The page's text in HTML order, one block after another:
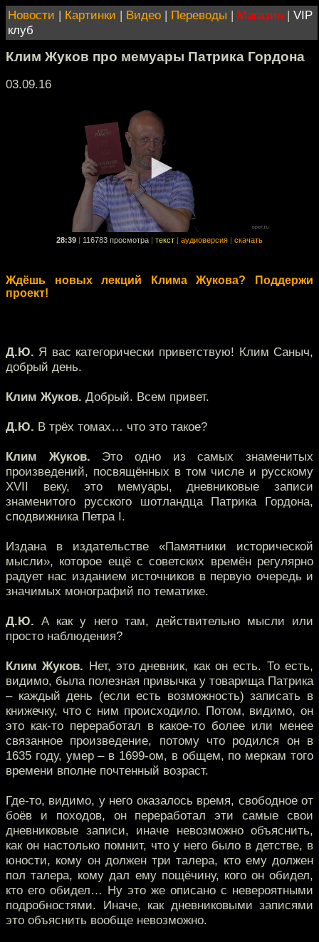
Новости | Картинки | Видео | Переводы | Магазин | VIP
клуб
Клим Жуков про мемуары Патрика Гордона
03.09.16
28:39 116783 просмотра текст аудиоверсия скачать
Ждёшь новых лекций Клима Жукова? Поддержи
проект!
Д.Ю. Я вас категорически приветствую! Клим Саныч,
добрый день.
Клим Жуков. Добрый. Всем привет.
Д.Ю. В трёх томах… что это такое?
Клим Жуков. Это одно из самых знаменитых
произведений, посвящённых в том числе и русскому
XVII веку, это мемуары, дневниковые записи
знаменитого русского шотландца Патрика Гордона,
сподвижника Петра I.
Издана в издательстве «Памятники исторической
мысли», которое ещё с советских времён регулярно
радует нас изданием источников в первую очередь и
значимых монографий по тематике.
Д.Ю. А как у него там, действительно мысли или
просто наблюдения?
Клим Жуков. Нет, это дневник, как он есть. То есть,
видимо, была полезная привычка у товарища Патрика
– каждый день (если есть возможность) записать в
книжечку, что с ним происходило. Потом, видимо, он
это как-то переработал в какое-то более или менее
связанное произведение, потому что родился он в
1635 году, умер – в 1699-ом, в общем, по меркам того
времени вполне почтенный возраст.
Где-то, видимо, у него оказалось время, свободное от
боёв и походов, он переработал эти самые свои
дневниковые записи, иначе невозможно объяснить,
как он настолько помнит, что у него было в детстве, в
юности, кому он должен три талера, кто ему должен
пол талера, кому дал ему пощёчину, кого он обидел,
кто его обидел… Ну это же описано с невероятными
подробностями. Иначе, как дневниковыми записями
это объяснить вообще невозможно.